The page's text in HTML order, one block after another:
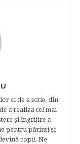
ei de a scrie, din
a realiza cel mai
şi îngrijire a
pentru părinţi şi
copii. Ne